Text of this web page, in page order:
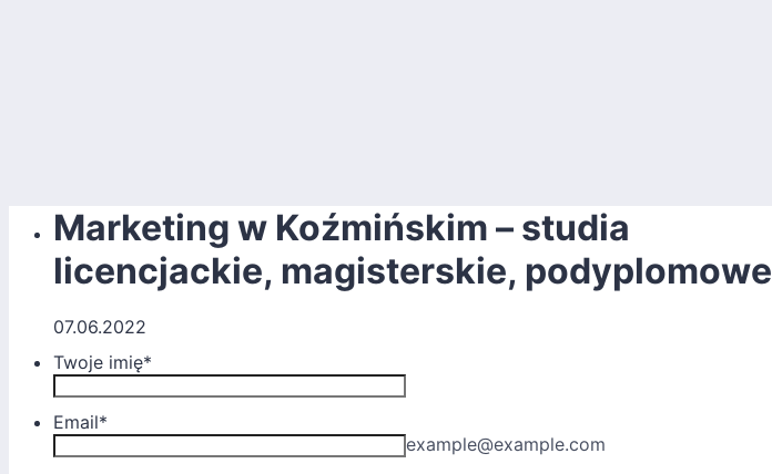
Marketing w Koźmińskim – studia
licencjackie, magisterskie, podyplomowe
07.06.2022
Twoje imię*
Email*
example@example.com